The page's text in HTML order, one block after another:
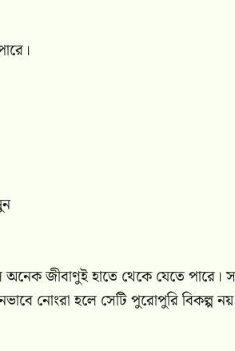
জীবাণুই হাতে থেকে যেতে পারে।
নোংরা হলে সেটি পুরোপুরি বিকল্প